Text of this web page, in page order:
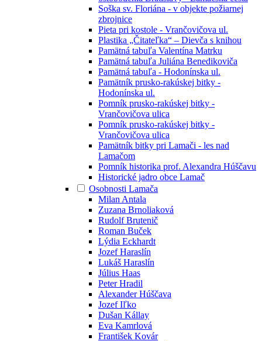
Soška sv. Floriána - v objekte požiarnej
zbrojnice
Pieta pri kostole - Vrančovičova ul.
Plastika „Čitateľka“ – Dievča s knihou
Pamätná tabuľa Valentína Matrku
Pamätná tabuľa Juliána Benedikoviča
Pamätná tabuľa - Hodonínska ul.
Pamätník prusko-rakúskej bitky -
Hodonínska ul.
Pomník prusko-rakúskej bitky -
Vrančovičova ulica
Pomník prusko-rakúskej bitky -
Vrančovičova ulica
Pamätník bitky pri Lamači - les nad
Lamačom
Pomník historika prof. Alexandra Húščavu
Historické jadro obce Lamač
Osobnosti Lamača
Milan Antala
Zuzana Brnoliaková
Rudolf Brutenič
Roman Buček
Lýdia Eckhardt
Jozef Haraslín
Lukáš Haraslín
Július Haas
Peter Hradil
Alexander Húščava
Jozef Iľko
Dušan Kállay
Eva Kamrlová
František Kovár